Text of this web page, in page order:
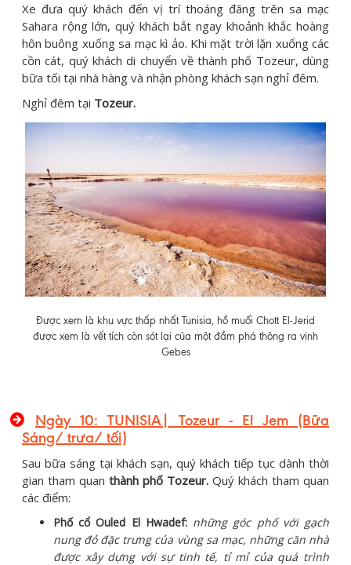
Xe đưa quý khách đến vị trí thoáng đãng trên sa mạc
Sahara rộng lớn, quý khách bắt ngay khoảnh khắc hoàng
hôn buông xuống sa mạc kì ảo. Khi mặt trời lặn xuống các
cồn cát, quý khách di chuyển về thành phố Tozeur, dùng
bữa tối tại nhà hàng và nhận phòng khách sạn nghỉ đêm.
Nghỉ đêm tại Tozeur.
Được xem là khu vực thấp nhất Tunisia, hồ muối Chott El-Jerid
được xem là vết tích còn sót lại của một đầm phá thông ra vịnh
Gebes
Ngày 10: TUNISIA| Tozeur - El Jem (Bữa
Sáng/ trưa/ tối)
Sau bữa sáng tại khách sạn, quý khách tiếp tục dành thời
gian tham quan thành phố Tozeur. Quý khách tham quan
các điểm:
Phố cổ Ouled El Hwadef: những góc phố với gạch
nung đỏ đặc trưng của vùng sa mạc, những căn nhà
được xây dựng với sự tinh tế, tỉ mỉ của quá trình